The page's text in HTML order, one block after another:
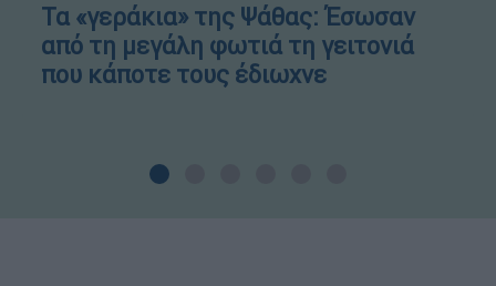
Τα «γεράκια» της Ψάθας: Έσωσαν
από τη μεγάλη φωτιά τη γειτονιά
που κάποτε τους έδιωχνε